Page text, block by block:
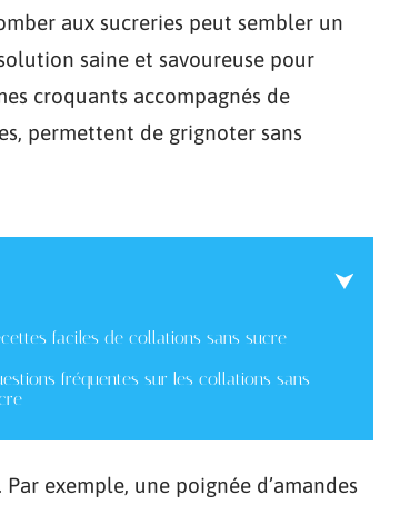
aux sucreries peut sembler un
saine et savoureuse pour
croquants accompagnés de
permettent de grignoter sans
faciles de collations sans sucre
fréquentes sur les collations sans
exemple, une poignée d’amandes